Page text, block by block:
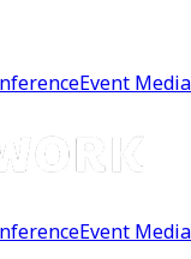
Event Media
Event Media